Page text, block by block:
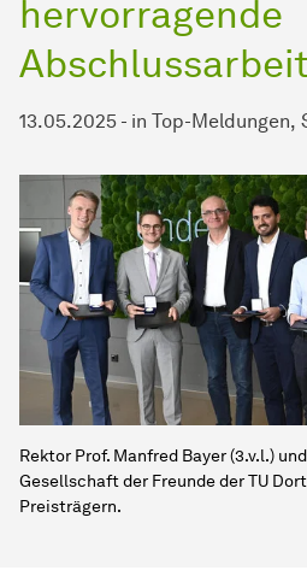
hervorragende
13.05.2025 - in Top-Meldungen
Rektor Prof. Manfred Bayer (3.v.l.)
Gesellschaft der Freunde der TU
Preisträgern.